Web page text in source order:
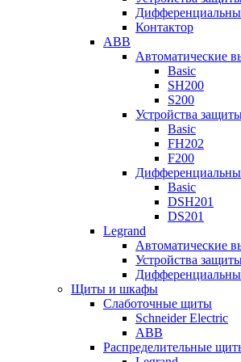
Контактор
ABB
Автоматические
Basic
SH200
S200
Устройства
Basic
FH202
F200
Basic
DSH201
DS201
Legrand
Автоматические
Устройства
Щиты и шкафы
Слаботочные щиты
Schneider Electric
ABB
Распределительные